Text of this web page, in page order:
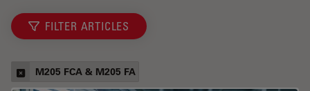
FILTER ARTICLES
M205 FCA & M205 FA